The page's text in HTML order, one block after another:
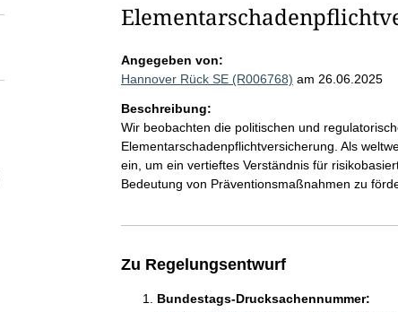
Angegeben von:
Hannover Rück SE (R006768) am 26.06.2025
Beschreibung:
Wir beobachten die politischen und
Elementarschadenpflichtversicherung. Als
ein, um ein vertieftes Verständnis für
Bedeutung von Präventionsmaßnahmen zu
Zu Regelungsentwurf
Bundestags-Drucksachennummer: